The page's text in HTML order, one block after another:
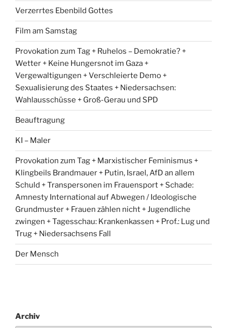
Verzerrtes Ebenbild Gottes
Film am Samstag
Provokation zum Tag + Ruhelos – Demokratie? +
Wetter + Keine Hungersnot im Gaza +
Vergewaltigungen + Verschleierte Demo +
Sexualisierung des Staates + Niedersachsen:
Wahlausschüsse + Groß-Gerau und SPD
Beauftragung
KI – Maler
Provokation zum Tag + Marxistischer Feminismus +
Klingbeils Brandmauer + Putin, Israel, AfD an allem
Schuld + Transpersonen im Frauensport + Schade:
Amnesty International auf Abwegen / Ideologische
Grundmuster + Frauen zählen nicht + Jugendliche
zwingen + Tagesschau: Krankenkassen + Prof.: Lug und
Trug + Niedersachsens Fall
Der Mensch
Archiv